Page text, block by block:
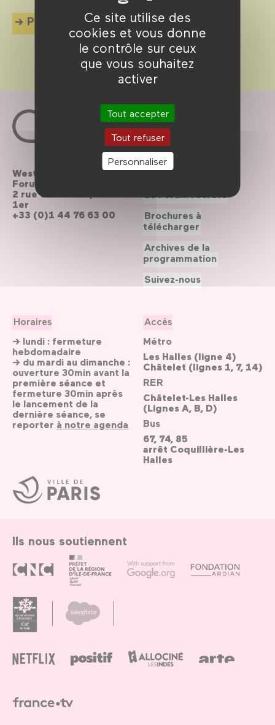
Ce site utilise des
cookies et vous donne
le contrôle sur ceux
que vous souhaitez
activer
Tout accepter
Tout refuser
Personnaliser
Plus d'info
Ville
de
Paris
Westfield
Forum des Halles
2 rue du cinéma, Paris
1er
+33 (0)1 44 76 63 00
Horaires
→ lundi : fermeture
hebdomadaire
→ du mardi au dimanche :
ouverture 30min avant la
première séance et
fermeture 30min après
le lancement de la
dernière séance, se
reporter à notre agenda
Accès
Métro
Les Halles (ligne 4)
Châtelet (lignes 1, 7, 14)
RER
Châtelet-Les Halles
(Lignes A, B, D)
Bus
67, 74, 85
arrêt Coquillière-Les
Halles
Contactez-nous
Brochures à
télécharger
Archives de la
programmation
Suivez-nous
Ils nous soutiennent